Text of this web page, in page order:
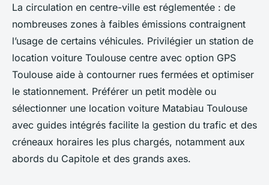
La circulation en centre-ville est réglementée : de
nombreuses zones à faibles émissions contraignent
l’usage de certains véhicules. Privilégier un station de
location voiture Toulouse centre avec option GPS
Toulouse aide à contourner rues fermées et optimiser
le stationnement. Préférer un petit modèle ou
sélectionner une location voiture Matabiau Toulouse
avec guides intégrés facilite la gestion du trafic et des
créneaux horaires les plus chargés, notamment aux
abords du Capitole et des grands axes.